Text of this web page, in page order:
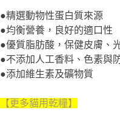
格：
NT$580。
格：
NT$435。
●精選動物性蛋白質來源
●均衡營養，良好的適口性
●優質脂肪酸，保健皮膚、
●不添加人工香料、色素與
●添加維生素及礦物質
【更多貓用乾糧】